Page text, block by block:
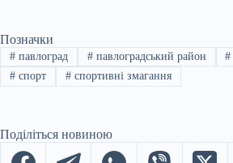
Позначки
#павлоград #павлоградський район #
#спорт #спортивні змагання
Поділіться новиною